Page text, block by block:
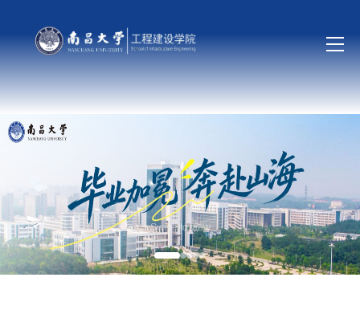
Swipe to view